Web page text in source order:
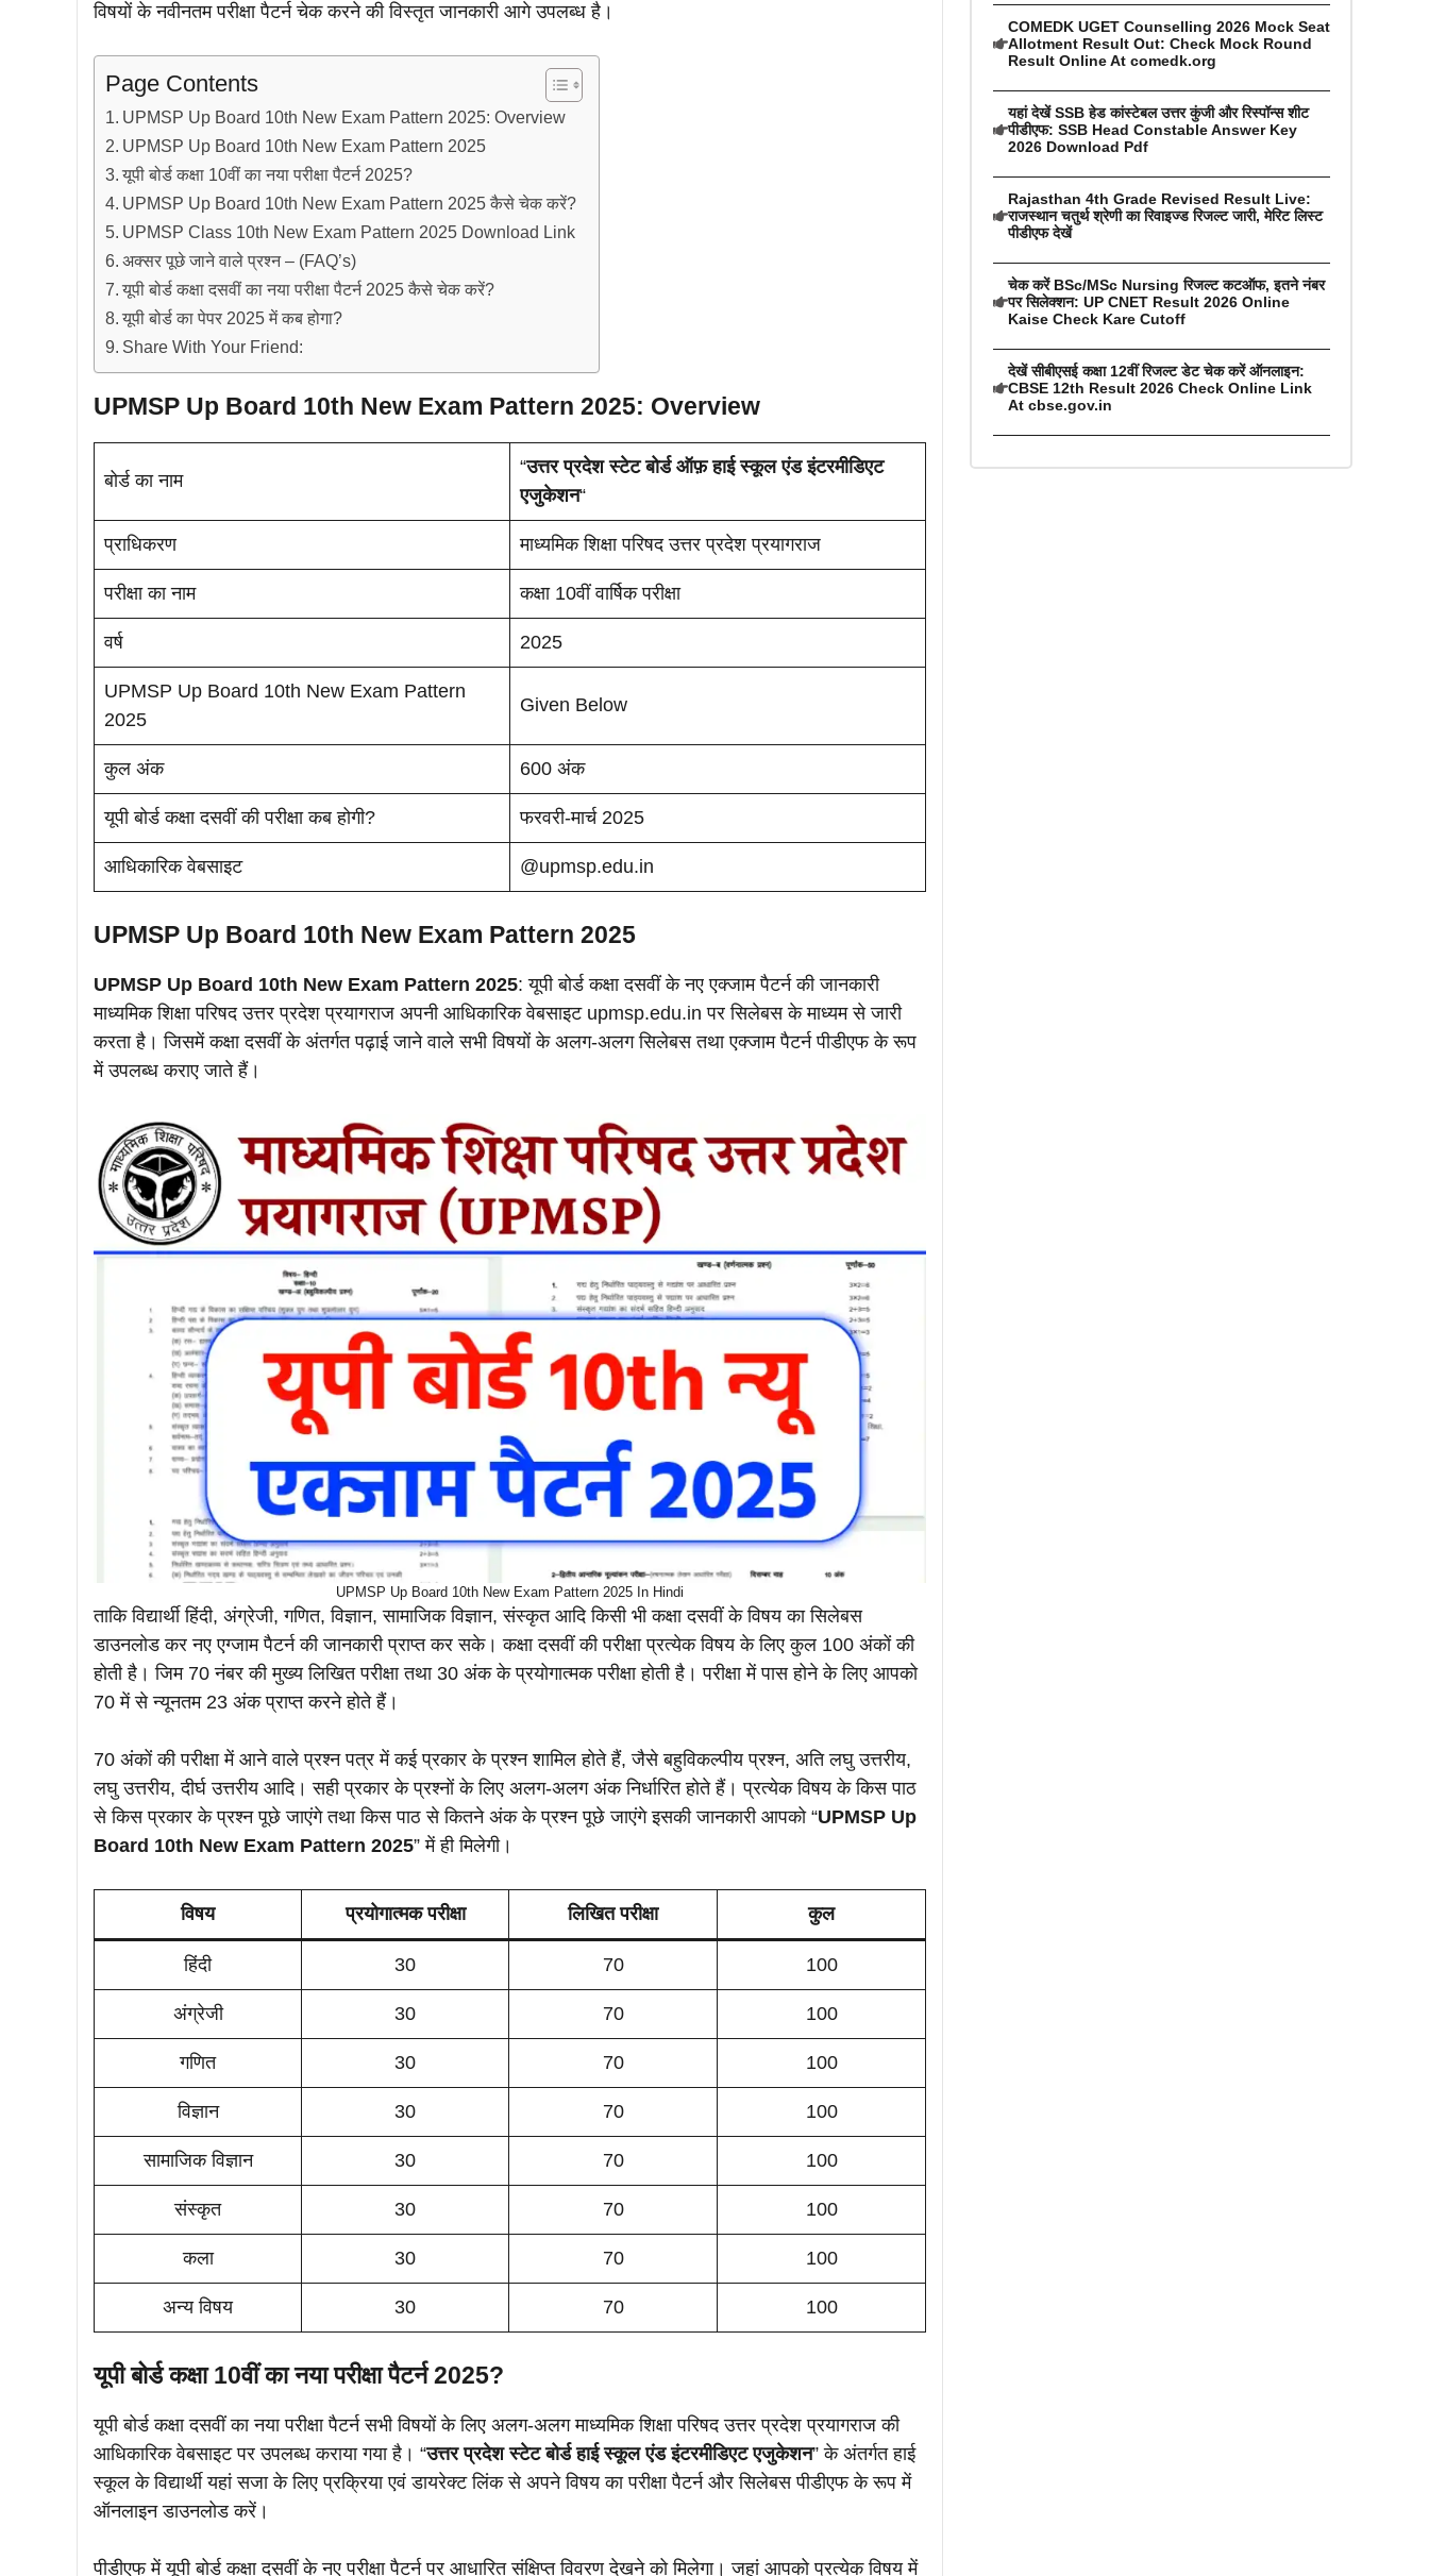
विषयों के नवीनतम परीक्षा पैटर्न चेक करने की विस्तृत जानकारी आगे उपलब्ध है।
Page Contents
UPMSP Up Board 10th New Exam Pattern 2025: Overview
UPMSP Up Board 10th New Exam Pattern 2025
यूपी बोर्ड कक्षा 10वीं का नया परीक्षा पैटर्न 2025?
UPMSP Up Board 10th New Exam Pattern 2025 कैसे चेक करें?
UPMSP Class 10th New Exam Pattern 2025 Download Link
अक्सर पूछे जाने वाले प्रश्न – (FAQ’s)
यूपी बोर्ड कक्षा दसवीं का नया परीक्षा पैटर्न 2025 कैसे चेक करें?
यूपी बोर्ड का पेपर 2025 में कब होगा?
Share With Your Friend:
UPMSP Up Board 10th New Exam Pattern 2025: Overview
बोर्ड का नाम
“उत्तर प्रदेश स्टेट बोर्ड ऑफ़ हाई स्कूल एंड इंटरमीडिएट
एजुकेशन“
प्राधिकरण माध्यमिक शिक्षा परिषद उत्तर प्रदेश प्रयागराज
परीक्षा का नाम कक्षा 10वीं वार्षिक परीक्षा
वर्ष 2025
UPMSP Up Board 10th New Exam Pattern
2025
Given Below
कुल अंक 600 अंक
यूपी बोर्ड कक्षा दसवीं की परीक्षा कब होगी? फरवरी-मार्च 2025
आधिकारिक वेबसाइट @upmsp.edu.in
UPMSP Up Board 10th New Exam Pattern 2025
UPMSP Up Board 10th New Exam Pattern 2025: यूपी बोर्ड कक्षा दसवीं के नए एक्जाम पैटर्न की जानकारी
माध्यमिक शिक्षा परिषद उत्तर प्रदेश प्रयागराज अपनी आधिकारिक वेबसाइट upmsp.edu.in पर सिलेबस के माध्यम से जारी
करता है। जिसमें कक्षा दसवीं के अंतर्गत पढ़ाई जाने वाले सभी विषयों के अलग-अलग सिलेबस तथा एक्जाम पैटर्न पीडीएफ के रूप
में उपलब्ध कराए जाते हैं।
UPMSP Up Board 10th New Exam Pattern 2025 In Hindi
ताकि विद्यार्थी हिंदी, अंग्रेजी, गणित, विज्ञान, सामाजिक विज्ञान, संस्कृत आदि किसी भी कक्षा दसवीं के विषय का सिलेबस
डाउनलोड कर नए एग्जाम पैटर्न की जानकारी प्राप्त कर सके। कक्षा दसवीं की परीक्षा प्रत्येक विषय के लिए कुल 100 अंकों की
होती है। जिम 70 नंबर की मुख्य लिखित परीक्षा तथा 30 अंक के प्रयोगात्मक परीक्षा होती है। परीक्षा में पास होने के लिए आपको
70 में से न्यूनतम 23 अंक प्राप्त करने होते हैं।
70 अंकों की परीक्षा में आने वाले प्रश्न पत्र में कई प्रकार के प्रश्न शामिल होते हैं, जैसे बहुविकल्पीय प्रश्न, अति लघु उत्तरीय,
लघु उत्तरीय, दीर्घ उत्तरीय आदि। सही प्रकार के प्रश्नों के लिए अलग-अलग अंक निर्धारित होते हैं। प्रत्येक विषय के किस पाठ
से किस प्रकार के प्रश्न पूछे जाएंगे तथा किस पाठ से कितने अंक के प्रश्न पूछे जाएंगे इसकी जानकारी आपको “UPMSP Up
Board 10th New Exam Pattern 2025” में ही मिलेगी।
विषय प्रयोगात्मक परीक्षा लिखित परीक्षा कुल
हिंदी 30 70 100
अंग्रेजी 30 70 100
गणित 30 70 100
विज्ञान 30 70 100
सामाजिक विज्ञान 30 70 100
संस्कृत 30 70 100
कला 30 70 100
अन्य विषय 30 70 100
यूपी बोर्ड कक्षा 10वीं का नया परीक्षा पैटर्न 2025?
यूपी बोर्ड कक्षा दसवीं का नया परीक्षा पैटर्न सभी विषयों के लिए अलग-अलग माध्यमिक शिक्षा परिषद उत्तर प्रदेश प्रयागराज की
आधिकारिक वेबसाइट पर उपलब्ध कराया गया है। “उत्तर प्रदेश स्टेट बोर्ड हाई स्कूल एंड इंटरमीडिएट एजुकेशन” के अंतर्गत हाई
स्कूल के विद्यार्थी यहां सजा के लिए प्रक्रिया एवं डायरेक्ट लिंक से अपने विषय का परीक्षा पैटर्न और सिलेबस पीडीएफ के रूप में
ऑनलाइन डाउनलोड करें।
पीडीएफ में यूपी बोर्ड कक्षा दसवीं के नए परीक्षा पैटर्न पर आधारित संक्षिप्त विवरण देखने को मिलेगा। जहां आपको प्रत्येक विषय में
COMEDK UGET Counselling 2026 Mock Seat
Allotment Result Out: Check Mock Round
Result Online At comedk.org
यहां देखें SSB हेड कांस्टेबल उत्तर कुंजी और रिस्पॉन्स शीट
पीडीएफ: SSB Head Constable Answer Key
2026 Download Pdf
Rajasthan 4th Grade Revised Result Live:
राजस्थान चतुर्थ श्रेणी का रिवाइज्ड रिजल्ट जारी, मेरिट लिस्ट
पीडीएफ देखें
चेक करें BSc/MSc Nursing रिजल्ट कटऑफ, इतने नंबर
पर सिलेक्शन: UP CNET Result 2026 Online
Kaise Check Kare Cutoff
देखें सीबीएसई कक्षा 12वीं रिजल्ट डेट चेक करें ऑनलाइन:
CBSE 12th Result 2026 Check Online Link
At cbse.gov.in